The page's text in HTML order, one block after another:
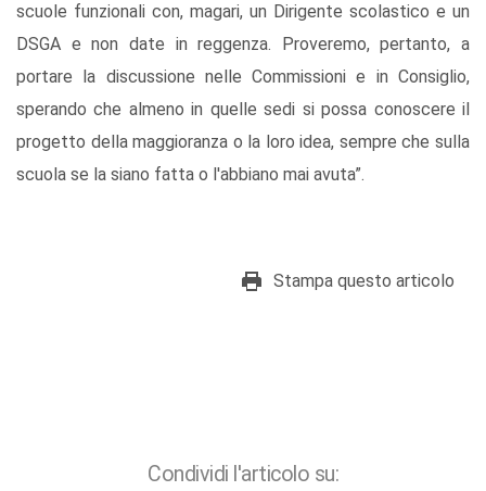
scuole funzionali con, magari, un Dirigente scolastico e un
DSGA e non date in reggenza. Proveremo, pertanto, a
portare la discussione nelle Commissioni e in Consiglio,
sperando che almeno in quelle sedi si possa conoscere il
progetto della maggioranza o la loro idea, sempre che sulla
scuola se la siano fatta o l'abbiano mai avuta”.
Stampa questo articolo
Condividi l'articolo su: